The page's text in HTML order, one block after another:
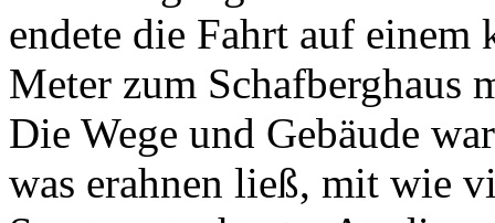
endete die Fahrt auf
Meter zum Schafberghaus
Die Wege und Gebäude
was erahnen ließ, mit wie